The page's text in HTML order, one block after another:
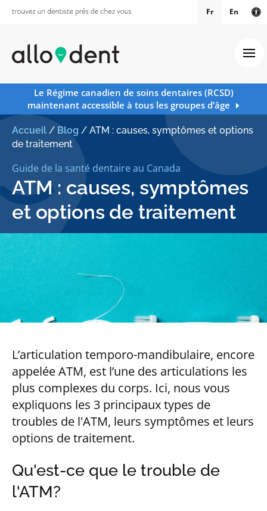
Fr En
Le Régime canadien de soins dentaires (RCSD)
maintenant accessible à tous les groupes d’âge
Accueil / Blog / ATM : causes, symptômes et options
de traitement
Guide de la santé dentaire au Canada
ATM : causes, symptômes
et options de traitement
L’articulation temporo-mandibulaire, encore
appelée ATM, est l’une des articulations les
plus complexes du corps. Ici, nous vous
expliquons les 3 principaux types de
troubles de l'ATM, leurs symptômes et leurs
options de traitement.
Qu'est-ce que le trouble de
l'ATM?